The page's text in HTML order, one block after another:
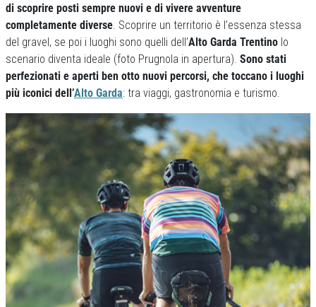
di scoprire posti sempre nuovi e di vivere avventure
completamente diverse. Scoprire un territorio è l’essenza stessa
del gravel, se poi i luoghi sono quelli dell’Alto Garda Trentino lo
scenario diventa ideale (foto Prugnola in apertura). Sono stati
perfezionati e aperti ben otto nuovi percorsi, che toccano i luoghi
più iconici dell’Alto Garda: tra viaggi, gastronomia e turismo.